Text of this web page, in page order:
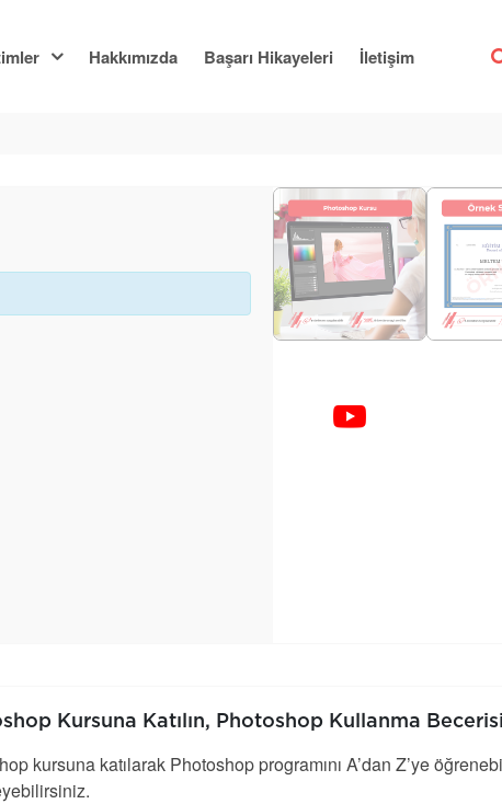
Hakkımızda Başarı Hikayeleri İletişim
Kursuna Katılın, Photoshop Kullanma
kursuna katılarak Photoshop programını A’dan Z’ye